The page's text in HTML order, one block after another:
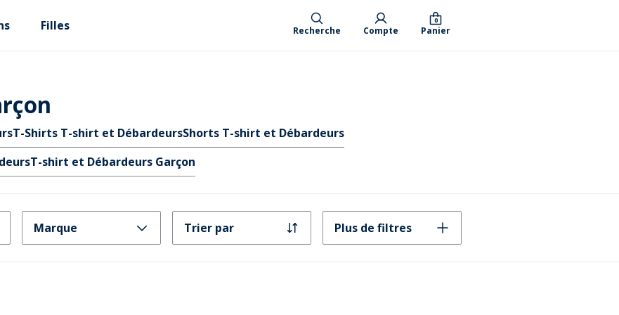
Filles Recherche Compte Panier
0
T-Shirts T-shirt et DébardeursShorts T-shirt et Débardeurs
T-shirt et Débardeurs Garçon
Marque Trier par Plus de filtres